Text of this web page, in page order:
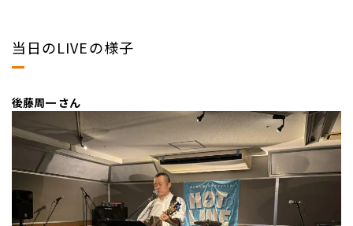
当日のLIVEの様子
後藤周一 さん